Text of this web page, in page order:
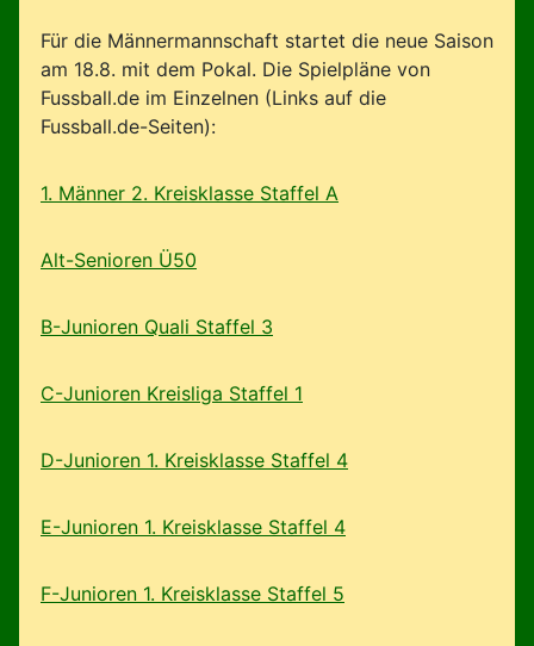
Für die Männermannschaft startet die neue Saison
am 18.8. mit dem Pokal. Die Spielpläne von
Fussball.de im Einzelnen (Links auf die
Fussball.de-Seiten):
1. Männer 2. Kreisklasse Staffel A
Alt-Senioren Ü50
B-Junioren Quali Staffel 3
C-Junioren Kreisliga Staffel 1
D-Junioren 1. Kreisklasse Staffel 4
E-Junioren 1. Kreisklasse Staffel 4
F-Junioren 1. Kreisklasse Staffel 5